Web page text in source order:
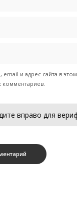
и адрес сайта в
вправо для